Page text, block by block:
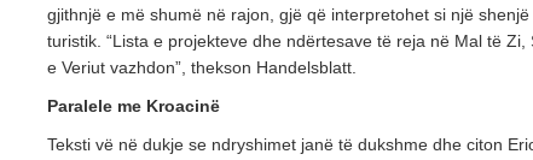
gjithnjë e më shumë në rajon, gjë që interpretohet si një
turistik. “Lista e projekteve dhe ndërtesave të reja në Mal të
e Veriut vazhdon”, thekson Handelsblatt.
Paralele me Kroacinë
Teksti vë në dukje se ndryshimet janë të dukshme dhe citon